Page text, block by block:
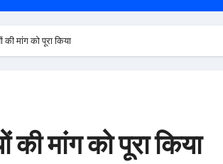
की झपटमारी, विरोध पर गला दबाने का प्रयास**
की मांग को पूरा किया
की मांग को पूरा किया